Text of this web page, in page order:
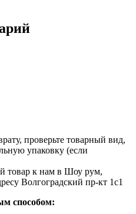
проверьте товарный вид,
упаковку (если
товар к нам в Шоу рум,
Волгоградский пр-кт 1с1
способом: